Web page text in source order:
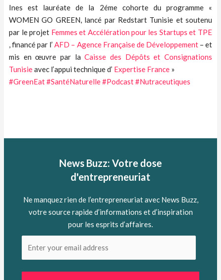
Ines est lauréate de la 2éme cohorte du programme «
WOMEN GO GREEN, lancé par Redstart Tunisie et soutenu
par le projet Femmes et Accélération pour les Startups et TPE
, financé par l’AFD – Agence Française de Développement– et
mis en œuvre par laCaisse des Dépôts et Consignations
Tunisieavec l’appui technique d’ Expertise France »
#GreenEat#SantéNaturelle#Podcast#Nutraceutiques
News Buzz: Votre dose
d'entrepreneuriat
Ne manquez rien de l’entrepreneuriat avec News Buzz,
votre source rapide d’informations et d’inspiration
pour les esprits d’affaires.